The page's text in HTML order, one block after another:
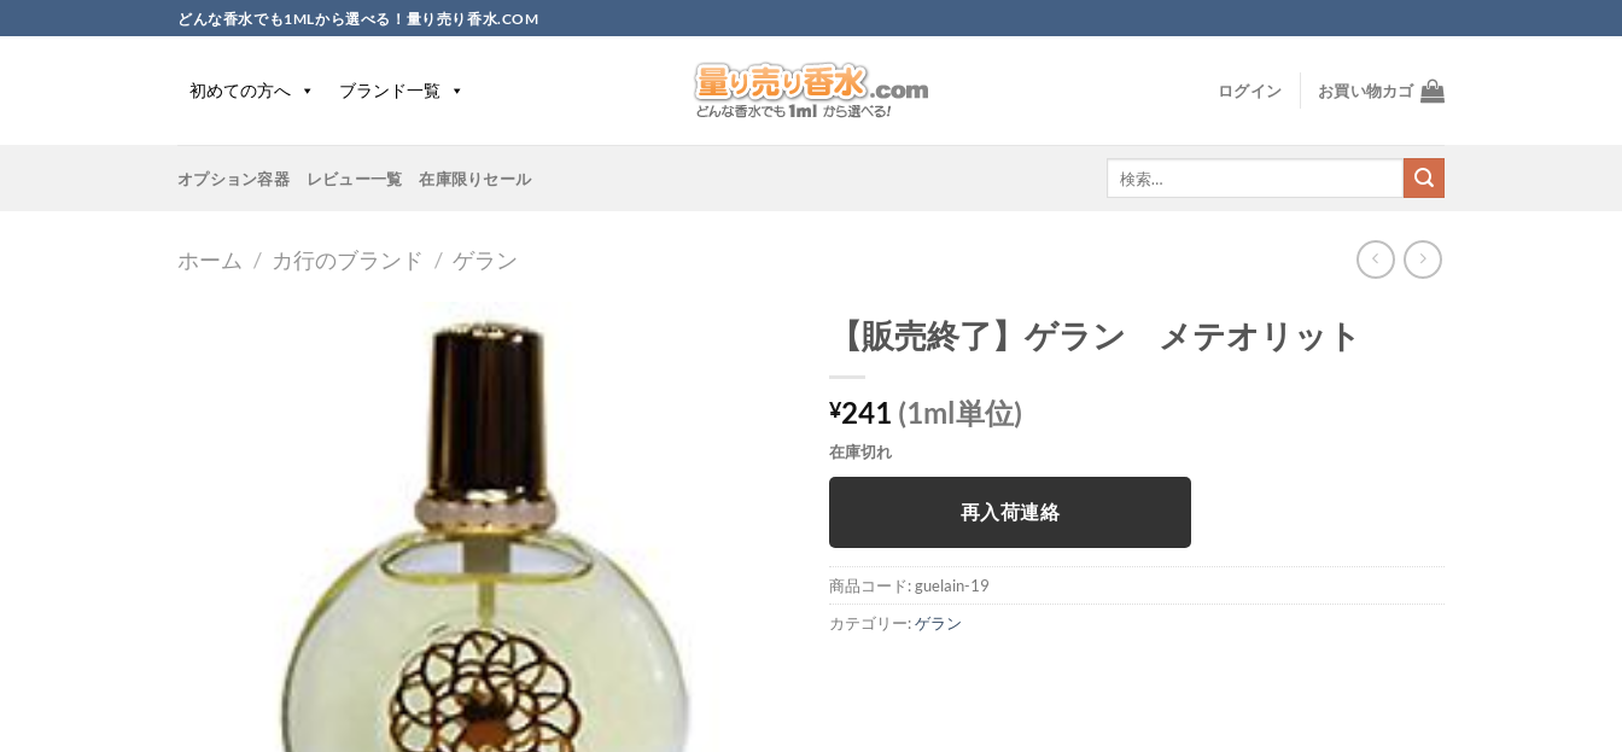
to
どんな香水でも1MLから選べる！量り売り香水.COM
初めての方へ ブランド一覧 ログイン お買い物カゴ
オプション容器 レビュー一覧 在庫限りセール
ホーム / カ行のブランド / ゲラン
【販売終了】ゲラン メテオリット
¥241 (1ml単位)
在庫切れ
再入荷連絡
商品コード:guelain-19
カテゴリー:ゲラン